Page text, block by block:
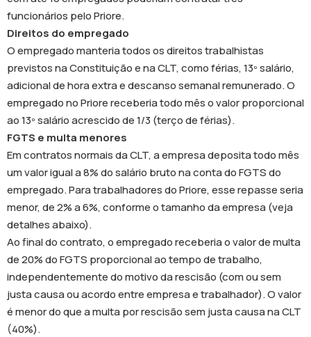
funcionários pelo Priore.
Direitos do empregado
O empregado manteria todos os direitos trabalhistas
previstos na Constituição e na CLT, como férias, 13º salário,
adicional de hora extra e descanso semanal remunerado. O
empregado no Priore receberia todo mês o valor proporcional
ao 13º salário acrescido de 1/3 (terço de férias).
FGTS e multa menores
Em contratos normais da CLT, a empresa deposita todo mês
um valor igual a 8% do salário bruto na conta do FGTS do
empregado. Para trabalhadores do Priore, esse repasse seria
menor, de 2% a 6%, conforme o tamanho da empresa (veja
detalhes abaixo).
Ao final do contrato, o empregado receberia o valor de multa
de 20% do FGTS proporcional ao tempo de trabalho,
independentemente do motivo da rescisão (com ou sem
justa causa ou acordo entre empresa e trabalhador). O valor
é menor do que a multa por rescisão sem justa causa na CLT
(40%).